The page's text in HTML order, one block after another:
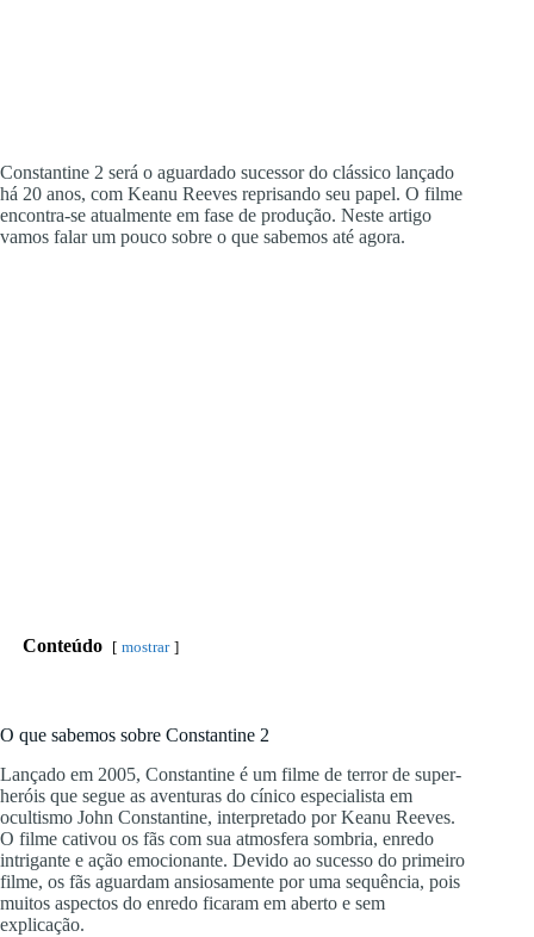
Constantine 2 será o aguardado sucessor do clássico lançado
há 20 anos, com Keanu Reeves reprisando seu papel. O filme
encontra-se atualmente em fase de produção. Neste artigo
vamos falar um pouco sobre o que sabemos até agora.
Conteúdo mostrar
O que sabemos sobre Constantine 2
Lançado em 2005, Constantine é um filme de terror de super-
heróis que segue as aventuras do cínico especialista em
ocultismo John Constantine, interpretado por Keanu Reeves.
O filme cativou os fãs com sua atmosfera sombria, enredo
intrigante e ação emocionante. Devido ao sucesso do primeiro
filme, os fãs aguardam ansiosamente por uma sequência, pois
muitos aspectos do enredo ficaram em aberto e sem
explicação.